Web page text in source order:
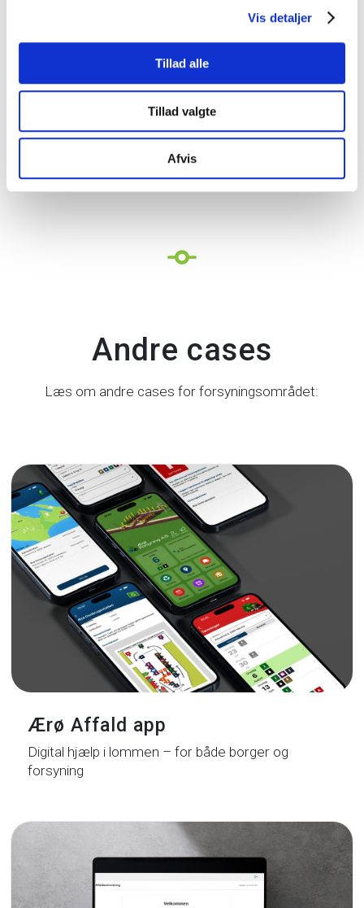
Vis detaljer
Tillad alle
Tillad valgte
Afvis
nye ordrer. Brugerfladen er responsiv og kan
anvendes på både computer, tablet og mobil, så
løsningen er lige tilgængelig på kontoret og på farten.
Tag fat i os, hvis I vil høre, hvordan en lignende
løsning kan fungere hos jer.
Andre cases
Læs om andre cases for forsyningsområdet:
Ærø Affald app
Digital hjælp i lommen – for både borger og
forsyning